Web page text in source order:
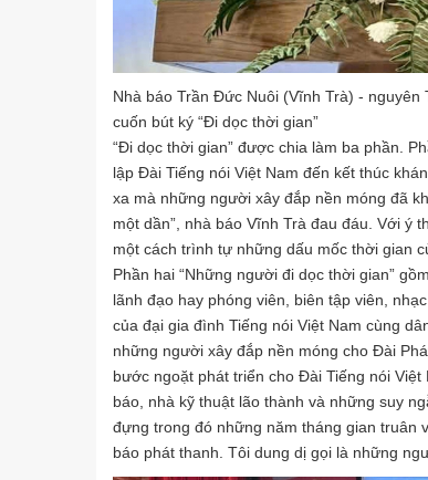
Nhà báo Trần Đức Nuôi (Vĩnh Trà) -
cuốn bút ký “Đi dọc thời gian”
“Đi dọc thời gian” được chia làm ba phần.
lập Đài Tiếng nói Việt Nam đến kết thúc
xa mà những người xây đắp nền móng đã
một dần”, nhà báo Vĩnh Trà đau đáu. Với ý
một cách trình tự những dấu mốc thời gian
Phần hai “Những người đi dọc thời gian”
lãnh đạo hay phóng viên, biên tập viên,
của đại gia đình Tiếng nói Việt Nam cùng
những người xây đắp nền móng cho Đài
bước ngoặt phát triển cho Đài Tiếng nói
báo, nhà kỹ thuật lão thành và những suy
đựng trong đó những năm tháng gian truân
báo phát thanh. Tôi dung dị gọi là những